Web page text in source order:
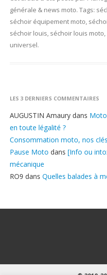
générale & news moto. Tags:
séchoir équipement moto,
séchoir louis, séchoir louis moto,
universel.
LES 3 DERNIERS COMMENTAIRES
AUGUSTIN Amaury dans
en toute légalité ?
Consommation moto, nos
Pause Moto dans [Info ou
mécanique
RO9 dans Quelles balades à